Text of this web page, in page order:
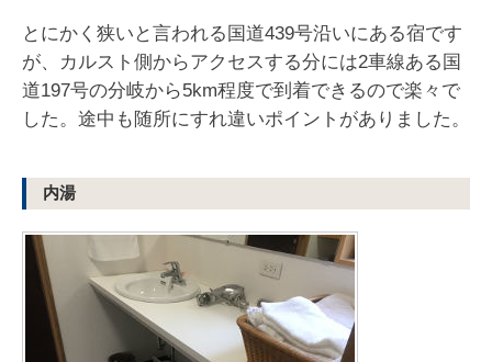
とにかく狭いと言われる国道439号沿いにある宿です
が、カルスト側からアクセスする分には2車線ある国
道197号の分岐から5km程度で到着できるので楽々で
した。途中も随所にすれ違いポイントがありました。
内湯